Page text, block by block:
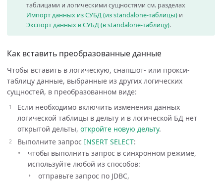
таблицами и логическими сущностями см. разделах
Импорт данных из СУБД (из standalone-таблицы) и
Экспорт данных в СУБД (в standalone-таблицу).
Как вставить преобразованные данные
Чтобы вставить в логическую, снапшот- или прокси-
таблицу данные, выбранные из других логических
сущностей, в преобразованном виде:
Если необходимо включить изменения данных
логической таблицы в дельту и в логической БД нет
открытой дельты, откройте новую дельту.
Выполните запрос INSERT SELECT:
чтобы выполнить запрос в синхронном режиме,
используйте любой из способов:
отправьте запрос по JDBC,